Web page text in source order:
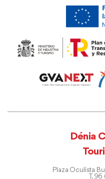
Dénia
Plaza Oculista
T.